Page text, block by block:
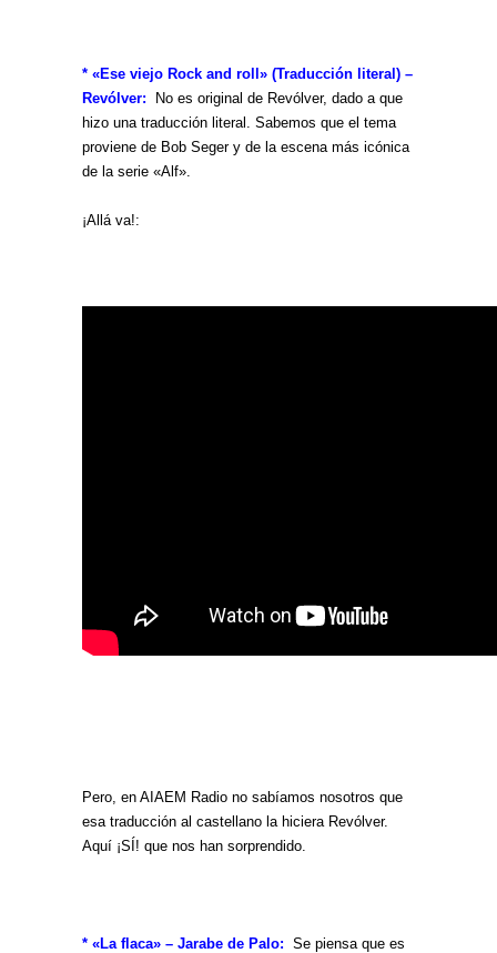
* «Ese viejo Rock and roll» (Traducción literal) –
Revólver: No es original de Revólver, dado a que
hizo una traducción literal. Sabemos que el tema
proviene de Bob Seger y de la escena más icónica
de la serie «Alf».
¡Allá va!:
Pero, en AIAEM Radio no sabíamos nosotros que
esa traducción al castellano la hiciera Revólver.
Aquí ¡SÍ! que nos han sorprendido.
* «La flaca» – Jarabe de Palo: Se piensa que es